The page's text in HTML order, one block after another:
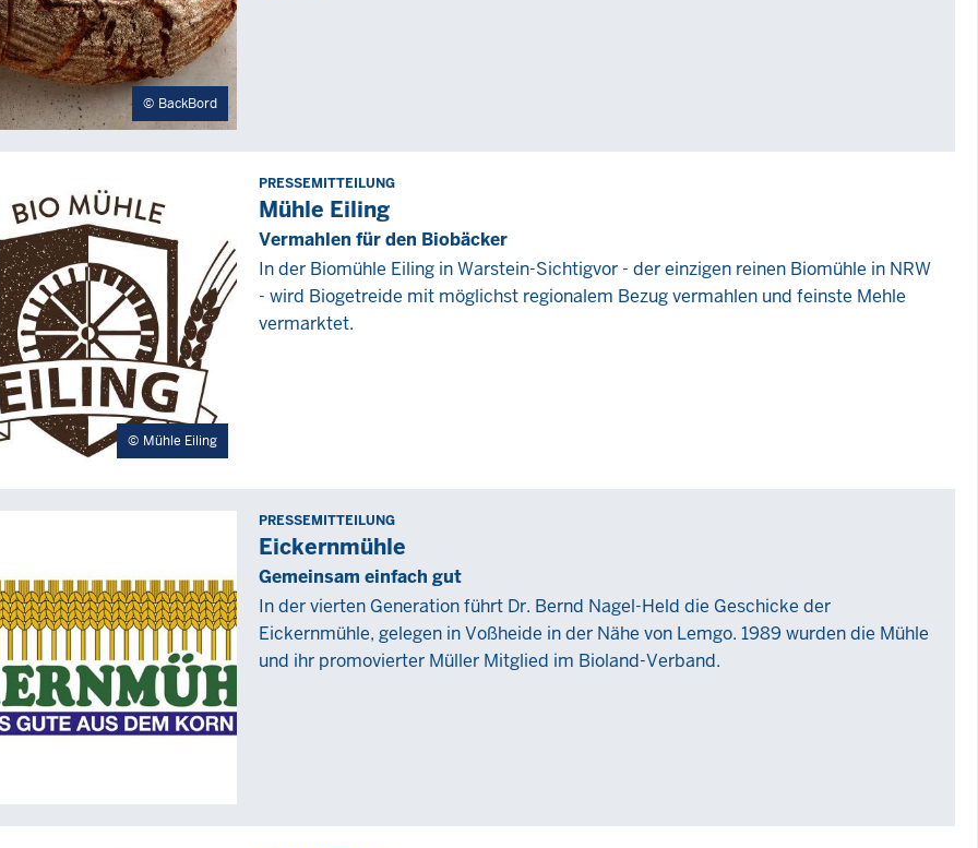
BackBord
Mühle Eiling
Freitag,
18
März
2022
PRESSEMITTEILUNG
Mühle Eiling
Vermahlen für den Biobäcker
In der Biomühle Eiling in Warstein-Sichtigvor - der einzigen reinen Biomühle in NRW
- wird Biogetreide mit möglichst regionalem Bezug vermahlen und feinste Mehle
vermarktet.
Montag,
12
Juli
2021
-
PRESSEMITTEILUNG
Eickernmühle
Gemeinsam einfach gut
In der vierten Generation führt Dr. Bernd Nagel-Held die Geschicke der
Eickernmühle, gelegen in Voßheide in der Nähe von Lemgo. 1989 wurden die Mühle
und ihr promovierter Müller Mitglied im Bioland-Verband.